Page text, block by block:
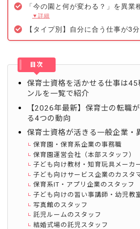
「今の園と何が変わる？」を異業
▼詳細
【タイプ別】自分に合う仕事が3
目次
保育士資格を活かせる仕事は45
ンルを一覧で紹介
【2026年最新】保育士の転職
る4つの動向
保育士資格が活きる一般企業・
保育園・保育系企業の事務職
保育園運営会社（本部スタッフ）
子ども向け教材・知育玩具メーカ
子ども向けサービス企業のカスタ
保育系IT・アプリ企業のスタッフ
子ども向けの習い事講師・幼児教
写真館のスタッフ
託児ルームのスタッフ
結婚式場の託児スタッフ